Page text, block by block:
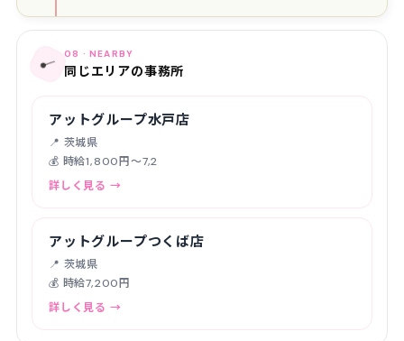
📍 08 · NEARBY
同じエリアの事務所
アットグループ水戸店
📍 茨城県
💰 時給1,800円〜7,2
詳しく見る →
アットグループつくば店
📍 茨城県
💰 時給7,200円
詳しく見る →